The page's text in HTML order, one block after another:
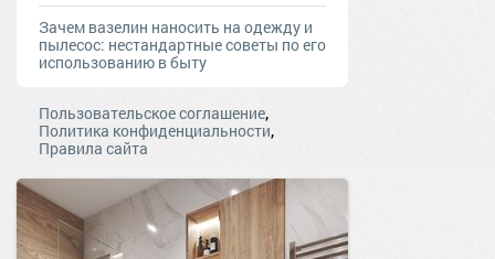
Зачем вазелин наносить на одежду и
пылесос: нестандартные советы по его
использованию в быту
Пользовательское соглашение,
Политика конфиденциальности,
Правила сайта